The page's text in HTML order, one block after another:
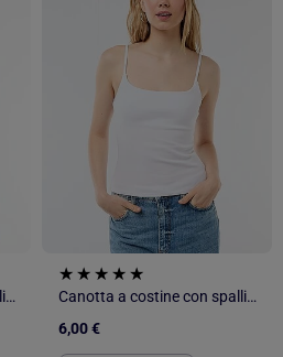
Canotta a costine con spalline sottili
Canotta a costine con spalline sottili
6,00 €